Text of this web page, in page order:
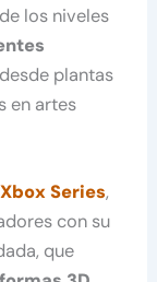
los niveles
plantas
en artes
Xbox Series,
con su
que